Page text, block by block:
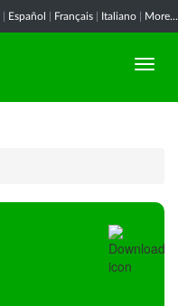
Español Français Italiano More...